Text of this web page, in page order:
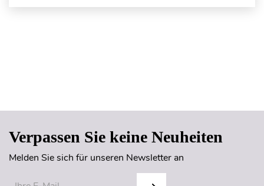
Verpassen Sie keine Neuheiten
Melden Sie sich für unseren Newsletter an